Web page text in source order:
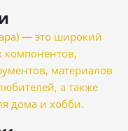
— это широкий
компонентов,
материалов
а также
дома и хобби.